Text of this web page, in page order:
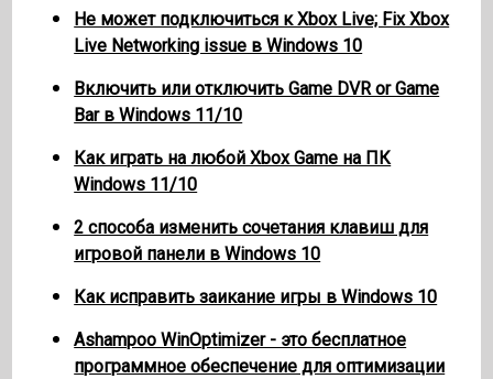
Не может подключиться к Xbox Live; Fix Xbox
Live Networking issue в Windows 10
Включить или отключить Game DVR or Game
Bar в Windows 11/10
Как играть на любой Xbox Game на ПК
Windows 11/10
2 способа изменить сочетания клавиш для
игровой панели в Windows 10
Как исправить заикание игры в Windows 10
Ashampoo WinOptimizer - это бесплатное
программное обеспечение для оптимизации